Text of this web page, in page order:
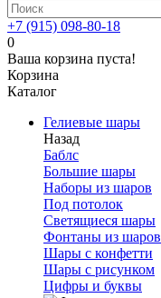
+7 (915) 098-80-18
0
Ваша корзина пуста!
Корзина
Каталог
Гелиевые шары
Назад
Баблс
Большие шары
Наборы из шаров
Под потолок
Светящиеся шары
Фонтаны из шаров
Шары с конфетти
Шары с рисунком
Цифры и буквы